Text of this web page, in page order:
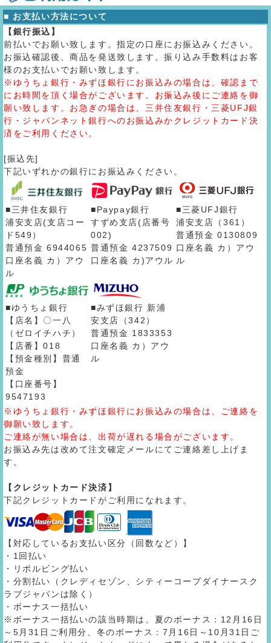
■ お支払い方法について
【銀行振込】
前払いでお願い致します。指定の口座にお振込みください。
お振込確認後、商品を発送致します。振り込み手数料はお客
様のお支払いでお願い致します。
※ゆうちょ銀行・みずほ銀行にお振込みの場合は、確認まで
にお時間を頂く場合がございます。お振込み後にご連絡を御
願い致します。お急ぎの場合は、三井住友銀行・三菱UFJ銀
行・ジャパンネット銀行へのお振込みかクレジットカード決
済をご利用ください。
[振込先]
下記いずれかの銀行にお振込みください。
■三井住友銀行
浦安支店(支店コー
ド549）
普通預金 6944065
口座名義 カ）アウ
ル
■Paypay銀行
すずめ支店(店番号
002)
普通預金 4237509
口座名義 カ)アウル
■三菱UFJ銀行
浦安支店（361）
普通預金 0130809
口座名義 カ）アウ
ル
■ゆうちょ銀行
【店名】〇一八
（ゼロイチハチ）
【店番】018
【預金種別】普通
預金
【口座番号】
9547193
■みずほ銀行 新浦
安支店（342）
普通預金 1833353
口座名義 カ）アウ
ル
※ゆうちょ銀行・みずほ銀行にお振込みの場合は、ご連絡を
御願い致します。
ご連絡が無い場合は、出荷が遅れる場合がございます。
お振込み先は改めて注文確定メールにてご連絡差し上げま
す。
【クレジットカード決済】
下記クレジットカードがご利用になれます。
【対応しているお支払い区分（回数など）】
・1回払い
・リボルビング払い
・分割払い（クレディセゾン、シティーコープダイナースク
ラブジャパンは除く）
・ボーナス一括払い
※ボーナス一括払いの該当時期は、夏のボーナス：12月16日
～5月31日ご利用分、冬のボーナス：7月16日～10月31日ご